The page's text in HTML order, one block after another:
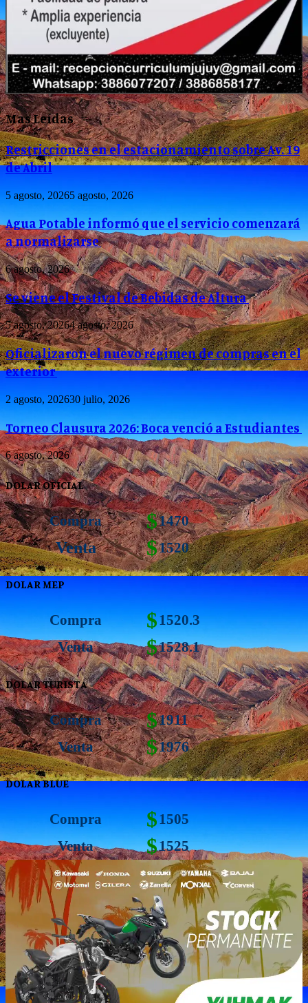
Mas Leídas
Restricciones en el estacionamiento sobre Av. 19
de Abril
5 agosto, 20265 agosto, 2026
Agua Potable informó que el servicio comenzará
a normalizarse
6 agosto, 2026
Se viene el Festival de Bebidas de Altura
5 agosto, 20264 agosto, 2026
Oficializaron el nuevo régimen de compras en el
exterior
2 agosto, 202630 julio, 2026
Torneo Clausura 2026: Boca venció a Estudiantes
6 agosto, 2026
DOLAR OFICIAL
Compra $1470
Venta $1520
DOLAR MEP
Compra $1520.3
Venta
$1528.1
DOLAR TURISTA
Compra $1911
Venta
$1976
DOLAR BLUE
Compra $1505
Venta
$1525